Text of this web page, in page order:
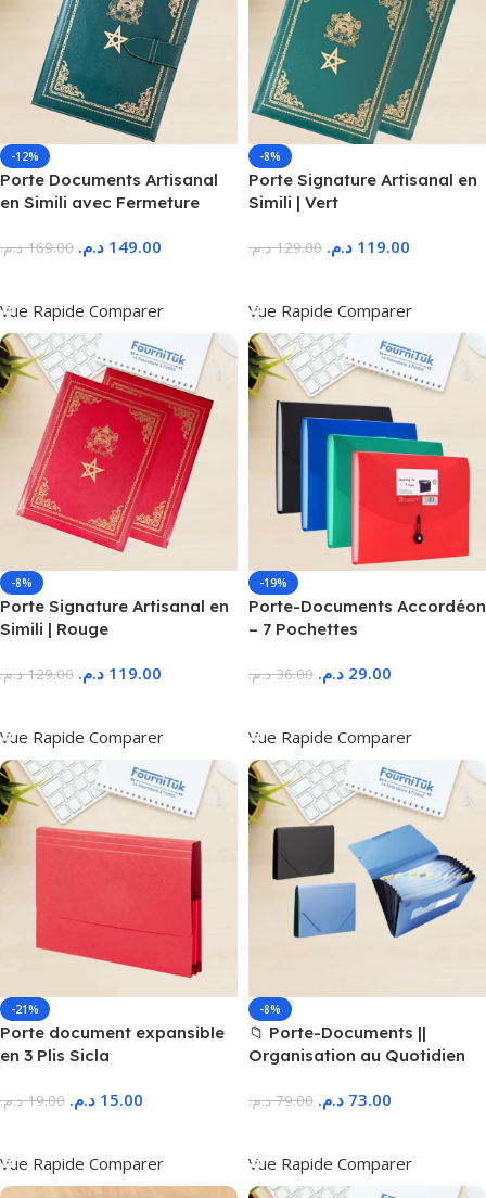
-12%
Porte Documents Artisanal
en Simili avec Fermeture
169.00 د.م. 149.00 د.م.
Vue Rapide Comparer
-8%
Porte Signature Artisanal en
Simili | Vert
129.00 د.م. 119.00 د.م.
Vue Rapide Comparer
-8%
Porte Signature Artisanal en
Simili | Rouge
129.00 د.م. 119.00 د.م.
Vue Rapide Comparer
-19%
Porte-Documents Accordéon
– 7 Pochettes
36.00 د.م. 29.00 د.م.
Vue Rapide Comparer
-21%
Porte document expansible
en 3 Plis Sicla
19.00 د.م. 15.00 د.م.
Vue Rapide Comparer
-8%
📁 Porte-Documents ||
Organisation au Quotidien
79.00 د.م. 73.00 د.م.
Vue Rapide Comparer